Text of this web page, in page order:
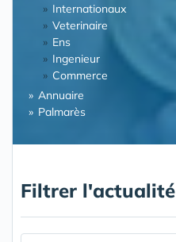
Internationaux
Veterinaire
Ens
Ingenieur
Commerce
Annuaire
Palmarès
Filtrer l'actualité